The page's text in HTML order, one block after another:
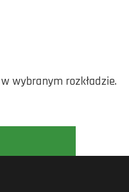
wybranym rozkładzie.